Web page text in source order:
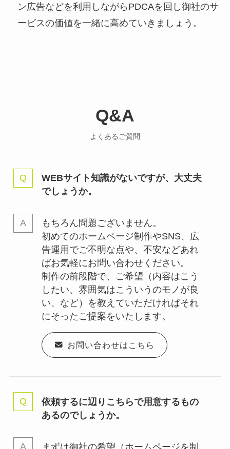
ン広告などを利用しながらPDCAを回し御社のサ
ービスの価値を一緒に高めていきましょう。
Q&A
よくあるご質問
WEBサイト知識がないですが、大丈夫
でしょうか。
もちろん問題ございません。
初めてのホームページ制作やSNS、広
告運用でご不明な点や、不安などあれ
ばお気軽にお問い合わせください。
制作の前段階で、ご希望（内容はこう
したい、雰囲気はこういうのモノが良
い、など）を教えていただければそれ
にそったご提案をいたします。
お問い合わせはこちら
依頼するに辺りこちらで用意するもの
あるのでしょうか。
まずは御社の希望（ホームページを制